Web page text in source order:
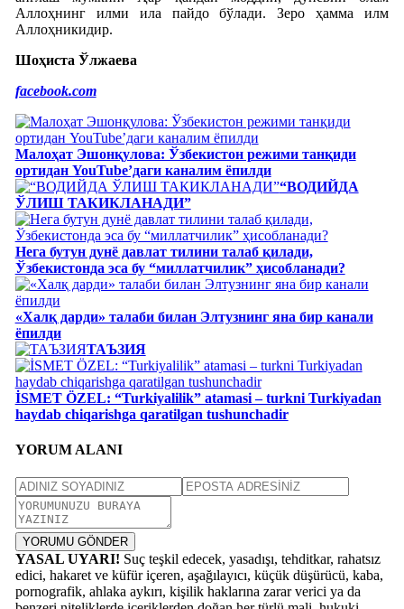
Аллоҳнинг илми ила пайдо бўлади. Зеро ҳамма илм
Аллоҳникидир.
Шоҳиста Ўлжаева
facebook.com
Малоҳат Эшонқулова: Ўзбекистон режими танқиди
ортидан YouTube’даги каналим ёпилди
“ВОДИЙДА
ЎЛИШ ТАКИКЛАНАДИ”
Нега бутун дунё давлат тилини талаб қилади,
Ўзбекистонда эса бу “миллатчилик” ҳисобланади?
«Халқ дарди» талаби билан Элтузнинг яна бир канали
ёпилди
ТАЪЗИЯ
İSMET ÖZEL: “Turkiyalilik” atamasi – turkni Turkiyadan
haydab chiqarishga qaratilgan tushunchadir
YORUM ALANI
YORUMU GÖNDER
YASAL UYARI! Suç teşkil edecek, yasadışı, tehditkar, rahatsız
edici, hakaret ve küfür içeren, aşağılayıcı, küçük düşürücü, kaba,
pornografik, ahlaka aykırı, kişilik haklarına zarar verici ya da